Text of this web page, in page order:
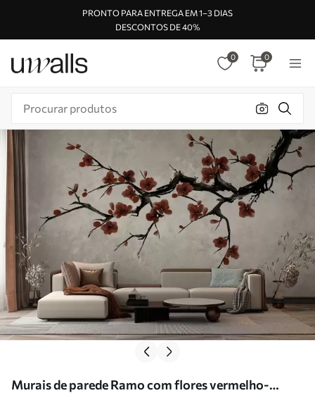
PRONTO PARA ENTREGA EM 1–3 DIAS
DESCONTOS DE 40%
0 0
Murais de parede Ramo com flores vermelho-